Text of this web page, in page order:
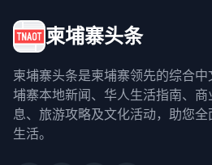
柬埔寨头条
柬埔寨头条是柬埔寨领先的综合
埔寨本地新闻、华人生活指南、
息、旅游攻略及文化活动，助您
生活。